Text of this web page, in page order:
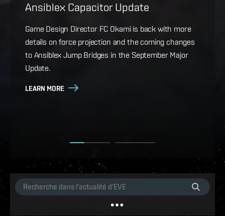
Ansiblex Capacitor Update
Game Design Director FC Okami is back with more
details on force projection and the coming changes
to Ansiblex Jump Bridges in the September Major
Update.
LEARN MORE
You can turn the tide of the war,
Cradle of War, the new expansion for EVE Online, is
live, bringing Military Campaigns, titles and
achievements, a new starter space for rookie